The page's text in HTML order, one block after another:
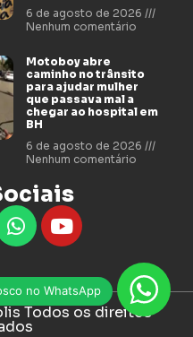
no WhatsApp
6 de agosto de 2026
Nenhum comentário
Motoboy abre
caminho no trânsito
para ajudar mulher
que passava mal a
chegar ao hospital em
BH
6 de agosto de 2026
Nenhum comentário
Todos os direitos